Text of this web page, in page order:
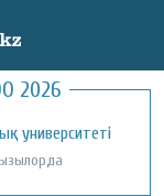
2026
университеті
Халықаралық